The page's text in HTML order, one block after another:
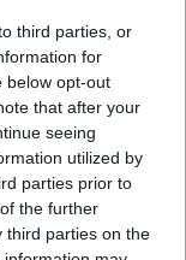
third parties, or
for
below opt-out
that after your
seeing
utilized by
parties prior to
the further
third parties on the
00:00:30
dviejų moterų ir